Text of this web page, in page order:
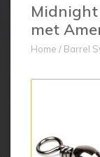
met
Home / Barrel